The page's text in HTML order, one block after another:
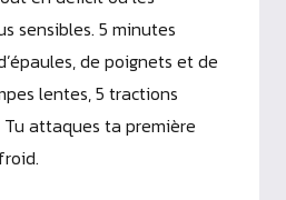
sensibles. 5 minutes
de poignets et de
lentes, 5 tractions
Tu attaques ta première